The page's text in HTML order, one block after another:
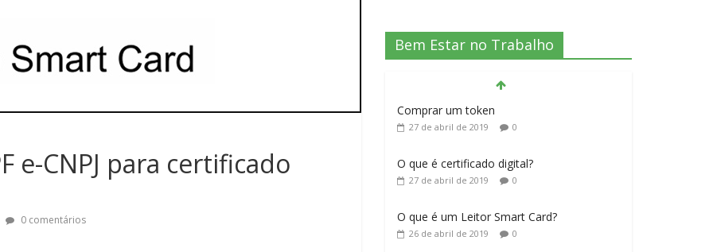
e-CNPJ para certificado
0 comentários
Bem Estar no Trabalho
Comprar um token
27 de abril de 2019 0
O que é certificado digital?
27 de abril de 2019 0
O que é um Leitor Smart Card?
26 de abril de 2019 0